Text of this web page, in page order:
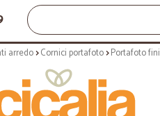
arredo Cornici portafoto